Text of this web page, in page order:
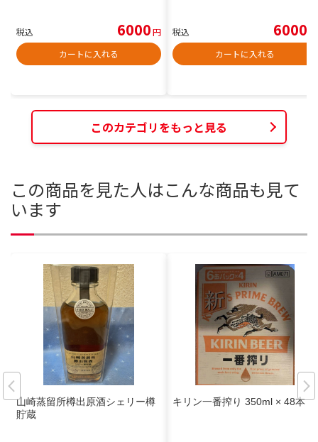
税込 6000円
カートに入れる
税込 6000
カートに入れる
このカテゴリをもっと見る
この商品を見た人はこんな商品も見て
います
山崎蒸留所樽出原酒シェリー樽
貯蔵
キリン一番搾り 350ml × 48本